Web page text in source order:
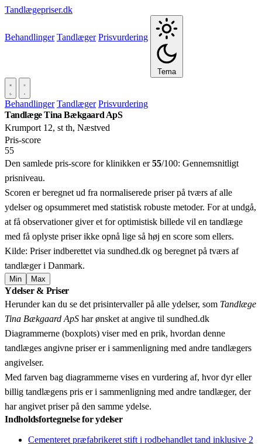
Tandlægepriser.dk
Behandlinger Tandlæger Prisvurdering
Tema
Behandlinger Tandlæger Prisvurdering
Tandlæge Tina Bækgaard ApS
Krumport 12, st th, Næstved
Pris‑score
55
Den samlede pris-score for klinikken er55/100: Gennemsnitligt
prisniveau.
Scoren er beregnet ud fra normaliserede priser på tværs af alle
ydelser og opsummeret med statistisk robuste metoder. For at undgå,
at få observationer giver et for optimistisk billede vil en tandlæge
med få oplyste priser ikke opnå lige så høj en score som ellers.
Kilde: Priser indberettet via sundhed.dk og beregnet på tværs af
tandlæger i Danmark.
Min Max
+
−
Ydelser & Priser
Herunder kan du se det prisintervaller på alle ydelser, som Tandlæge
Tina Bækgaard ApS har ønsket at angive til sundhed.dk
Diagrammerne (boxplots) viser med en prik, hvordan denne
tandlæges angivne priser er i sammenligning med andre tandlægers
angivelser.
Med farven bag diagrammerne vises en vurdering af, hvor dyr eller
billig tandlægens pris er i sammenligning med andre tandlæger, der
har angivet priser på den samme ydelse.
Indholdsfortegnelse for ydelser
Cementeret præfabrikeret stift i rodbehandlet tand inklusive 2